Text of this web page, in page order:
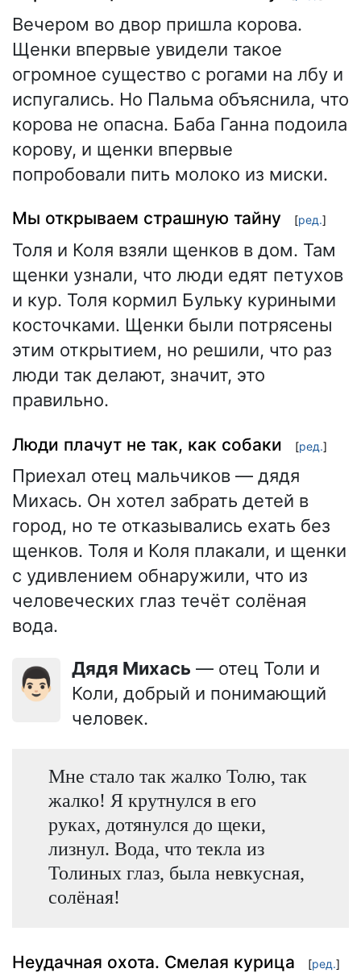
Вечером во двор пришла корова.
Щенки впервые увидели такое
огромное существо с рогами на лбу и
испугались. Но Пальма объяснила, что
корова не опасна. Баба Ганна подоила
корову, и щенки впервые
попробовали пить молоко из миски.
Мы открываем страшную тайну [ред.]
Толя и Коля взяли щенков в дом. Там
щенки узнали, что люди едят петухов
и кур. Толя кормил Бульку куриными
косточками. Щенки были потрясены
этим открытием, но решили, что раз
люди так делают, значит, это
правильно.
Люди плачут не так, как собаки [ред.]
Приехал отец мальчиков — дядя
Михась. Он хотел забрать детей в
город, но те отказывались ехать без
щенков. Толя и Коля плакали, и щенки
с удивлением обнаружили, что из
человеческих глаз течёт солёная
вода.
👨🏻 Дядя Михась — отец Толи и
Коли, добрый и понимающий
человек.
Мне стало так жалко Толю, так
жалко! Я крутнулся в его
руках, дотянулся до щеки,
лизнул. Вода, что текла из
Толиных глаз, была невкусная,
солёная!
Неудачная охота. Смелая курица [ред.]